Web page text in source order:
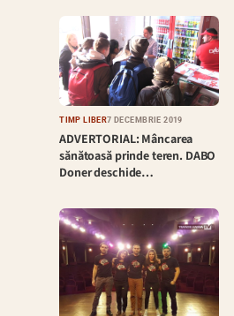
TIMP LIBER7 DECEMBRIE 2019
ADVERTORIAL: Mâncarea
sănătoasă prinde teren. DABO
Doner deschide…